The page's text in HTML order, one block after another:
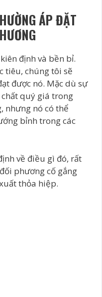
ÁP ĐẶT
định và bền bỉ.
tiêu, chúng tôi sẽ
được nó. Mặc dù sự
quý giá trong
nhưng nó có thể
bỉnh trong các
về điều gì đó, rất
phương cố gắng
thỏa hiệp.